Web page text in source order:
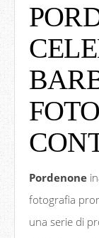
Pordenone
fotografia
una serie di